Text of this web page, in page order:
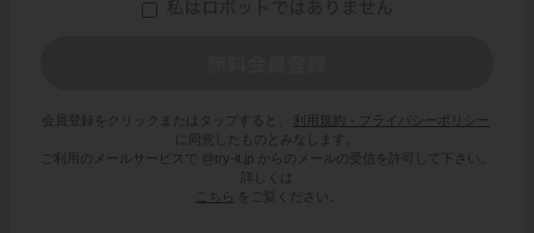
会員登録をクリックまたはタップすると、
利用規約・プライバシーポリシー
に同意したものとみなします。
ご利用のメールサービスで @try-it.jp からのメールの受信を許可して下さい。
詳しくは
こちら
をご覧ください。